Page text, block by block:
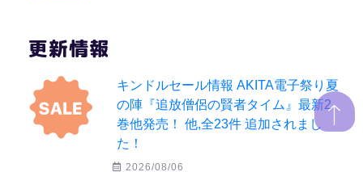
更新情報
キンドルセール情報 AKITA電子祭り夏
の陣『追放僧侶の賢者タイム』最新2
巻他発売！ 他,全23件 追加されまし
た！
2026/08/06